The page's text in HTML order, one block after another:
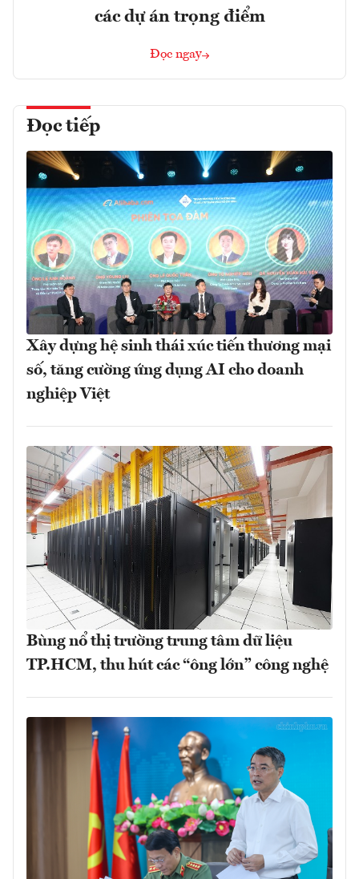
các dự án trọng điểm
Đọc ngay
Đọc tiếp
Xây dựng hệ sinh thái xúc tiến thương mại
số, tăng cường ứng dụng AI cho doanh
nghiệp Việt
Bùng nổ thị trường trung tâm dữ liệu
TP.HCM, thu hút các “ông lớn” công nghệ